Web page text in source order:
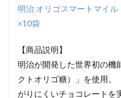
明治 オリゴスマートマイ
×10袋
【商品説明】
明治が開発した世界初の機
クトオリゴ糖）」を使用。
がりにくいチョコレートを